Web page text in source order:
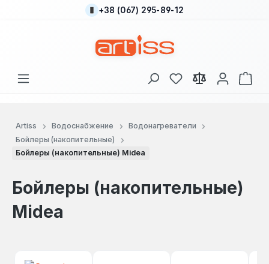
Перейти к основному содержанию
+38 (067) 295-89-12
У вас есть товары
В
Artiss Водоснабжение
Водонагреватели
Бойлеры (накопительные)
Бойлеры (накопительные) Midea
Бойлеры (накопительные)
Midea